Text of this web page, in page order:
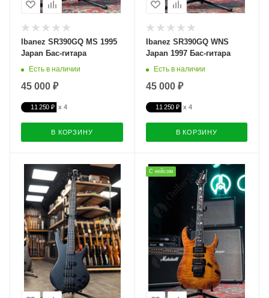
Ibanez SR390GQ MS 1995
Japan Бас-гитара
Есть в наличии
45 000 ₽
11 250 ₽
В КОРЗИНУ
Ibanez SR390GQ WNS
Japan 1997 Бас-гитара
Есть в наличии
45 000 ₽
11 250 ₽
В КОРЗИНУ
С кейсом